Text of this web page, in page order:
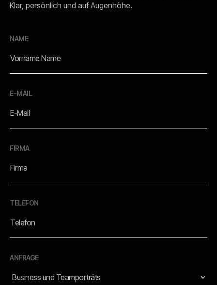
Klar, persönlich und auf Augenhöhe.
NAME
E-MAIL
FIRMA
TELEFON
ANFRAGE